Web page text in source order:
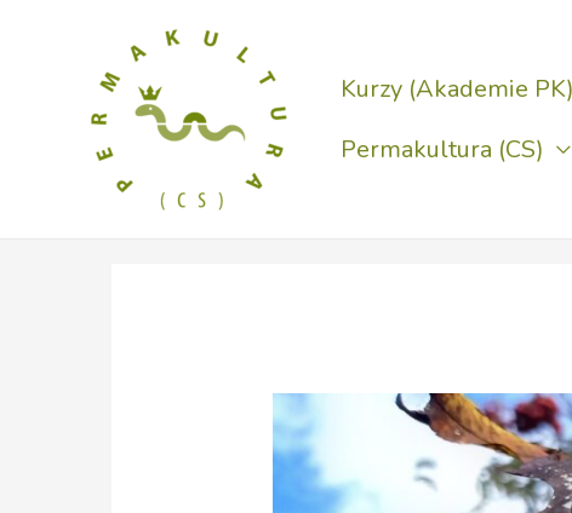
Kurzy (Akademie PK)
Permakultura (CS)